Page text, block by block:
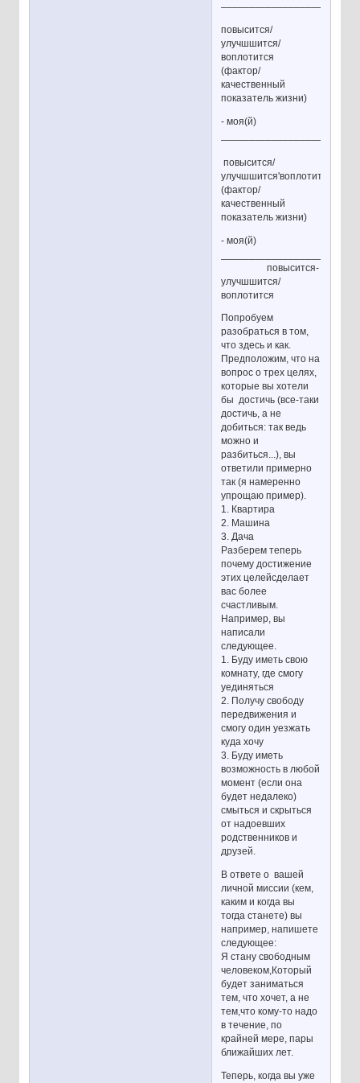
повысится/
улучшшится/
воплотится
(фактор/
качественный
показатель жизни)
- моя(й)
повысится/
улучшшится'воплотится
(фактор/
качественный
показатель жизни)
- моя(й)
повысится-
улучшшится/
воплотится
Попробуем
разобраться в том,
что здесь и как.
Предположим, что на
вопрос о трех целях,
которые вы хотели
бы достичь (все-таки
достичь, а не
добиться: так ведь
можно и
разбиться...), вы
ответили примерно
так (я намеренно
упрощаю пример).
1. Квартира
2. Машина
3. Дача
Разберем теперь
почему достижение
этих целейсделает
вас более
счастливым.
Например, вы
написали
следующее.
1. Буду иметь свою
комнату, где смогу
уединяться
2. Получу свободу
передвижения и
смогу один уезжать
куда хочу
3. Буду иметь
возможность в любой
момент (если она
будет недалеко)
смыться и скрыться
от надоевших
родственников и
друзей.
В ответе о вашей
личной миссии (кем,
каким и когда вы
тогда станете) вы
например, напишете
следующее:
Я стану свободным
человеком,Который
будет заниматься
тем, что хочет, а не
тем,что кому-то надо
в течение, по
крайней мере, пары
ближайших лет.
Теперь, когда вы уже